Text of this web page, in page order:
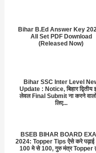
Bihar B.Ed Answer Key
All Set PDF Download
(Released Now)
Bihar SSC Inter Level
Update : Notice, बिहार द्वितीय
लेवल Final Submit ना करने
लिए...
BSEB BIHAR BOARD
2024: Topper Tips ऐसे करे
100 मे से 100, गुरु मंत्र Topper